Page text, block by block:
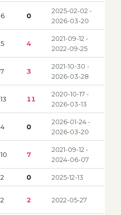
6 0
2025-02-02 -
2026-03-20
5 4
2021-09-12 -
2022-09-25
7 3
2021-10-30 -
2026-03-28
13 11
2020-10-17 -
2026-03-13
4 0
2026-01-24 -
2026-03-20
10 7
2021-09-12 -
2024-06-07
2 0 2025-12-13
2 2 2022-05-27